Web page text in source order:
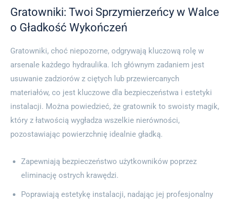
Gratowniki: Twoi Sprzymierzeńcy w Walce
o Gładkość Wykończeń
Gratowniki, choć niepozorne, odgrywają kluczową rolę w
arsenale każdego hydraulika. Ich głównym zadaniem jest
usuwanie zadziorów z ciętych lub przewiercanych
materiałów, co jest kluczowe dla bezpieczeństwa i estetyki
instalacji. Można powiedzieć, że gratownik to swoisty magik,
który z łatwością wygładza wszelkie nierówności,
pozostawiając powierzchnię idealnie gładką.
Zapewniają bezpieczeństwo użytkowników poprzez
eliminację ostrych krawędzi.
Poprawiają estetykę instalacji, nadając jej profesjonalny